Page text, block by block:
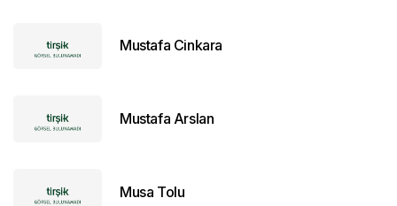
Mustafa Cinkara
Mustafa Arslan
Musa Tolu